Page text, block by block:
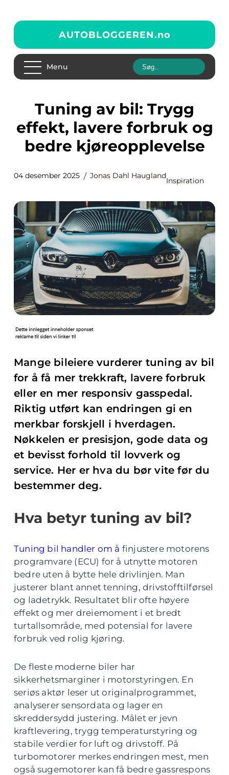
AUTOBLOGGEREN.no
Menu
Tuning av bil: Trygg
effekt, lavere forbruk og
bedre kjøreopplevelse
04 desember 2025 Jonas Dahl Haugland
Inspiration
Mange bileiere vurderer tuning av bil
for å få mer trekkraft, lavere forbruk
eller en mer responsiv gasspedal.
Riktig utført kan endringen gi en
merkbar forskjell i hverdagen.
Nøkkelen er presisjon, gode data og
et bevisst forhold til lovverk og
service. Her er hva du bør vite før du
bestemmer deg.
Hva betyr tuning av bil?
Tuning bil handler om å finjustere motorens
programvare (ECU) for å utnytte motoren
bedre uten å bytte hele drivlinjen. Man
justerer blant annet tenning, drivstofftilførsel
og ladetrykk. Resultatet blir ofte høyere
effekt og mer dreiemoment i et bredt
turtallsområde, med potensial for lavere
forbruk ved rolig kjøring.
De fleste moderne biler har
sikkerhetsmarginer i motorstyringen. En
seriøs aktør leser ut originalprogrammet,
analyserer sensordata og lager en
skreddersydd justering. Målet er jevn
kraftlevering, trygg temperaturstyring og
stabile verdier for luft og drivstoff. På
turbomotorer merkes endringen mest, men
også sugemotorer kan få bedre gassrespons